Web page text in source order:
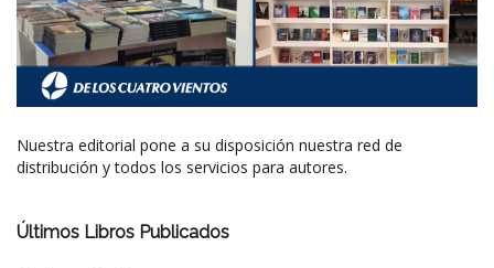
Nuestra editorial pone a su disposición nuestra red de
distribución y todos los servicios para autores.
Últimos Libros Publicados